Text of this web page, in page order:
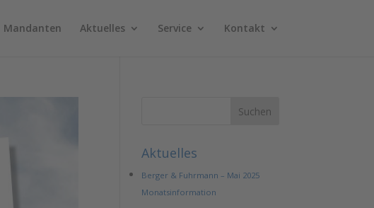
Mandanten Aktuelles Service Kontakt
Aktuelles
Berger & Fuhrmann – Mai 2025
Monatsinformation